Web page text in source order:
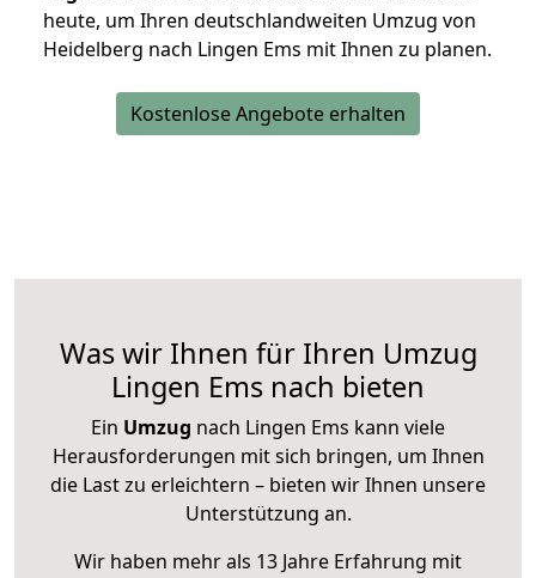
heute, um Ihren deutschlandweiten Umzug von
Heidelberg nach Lingen Ems mit Ihnen zu planen.
Kostenlose Angebote erhalten
Was wir Ihnen für Ihren Umzug
Lingen Ems nach bieten
Ein Umzug nach Lingen Ems kann viele
Herausforderungen mit sich bringen, um Ihnen
die Last zu erleichtern – bieten wir Ihnen unsere
Unterstützung an.
Wir haben mehr als 13 Jahre Erfahrung mit